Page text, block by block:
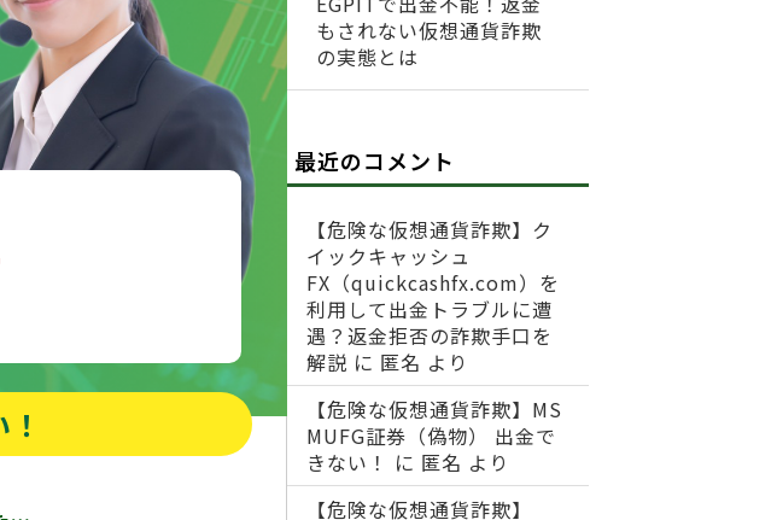
もされない仮想通貨詐欺
の実態とは
最近のコメント
【危険な仮想通貨詐欺】ク
イックキャッシュ
FX（quickcashfx.com）を
利用して出金トラブルに遭
遇？返金拒否の詐欺手口を
解説 に 匿名 より
【危険な仮想通貨詐欺】MS
MUFG証券（偽物） 出金で
きない！
に 匿名 より
【危険な仮想通貨詐欺】